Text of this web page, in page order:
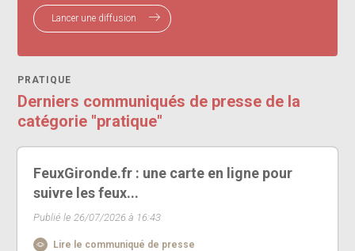
Lancer une diffusion
PRATIQUE
Derniers communiqués de presse de la
catégorie "pratique"
FeuxGironde.fr : une carte en ligne pour
suivre les feux...
Publié le 26/07/2026 à 16:43
Lire le communiqué de presse